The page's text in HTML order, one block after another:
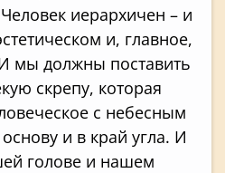
иерархичен – и
и, главное,
мы должны поставить
скрепу, которая
с небесным
и в край угла. И
голове и нашем